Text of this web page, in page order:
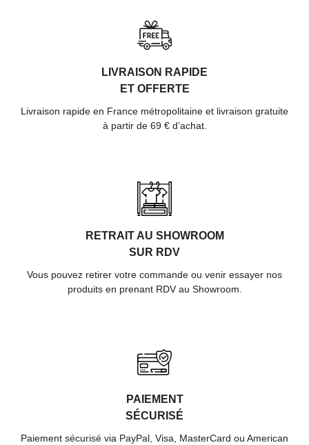
LIVRAISON RAPIDE
ET OFFERTE
Livraison rapide en France métropolitaine et livraison gratuite
à partir de 69 € d’achat.
RETRAIT AU SHOWROOM
SUR RDV
Vous pouvez retirer votre commande ou venir essayer nos
produits en prenant RDV au Showroom.
PAIEMENT
SÉCURISÉ
Paiement sécurisé via PayPal, Visa, MasterCard ou American